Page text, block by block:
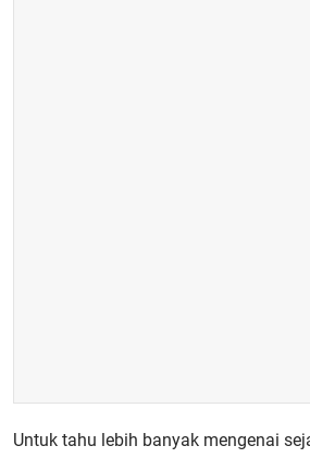
Untuk tahu lebih banyak mengenai